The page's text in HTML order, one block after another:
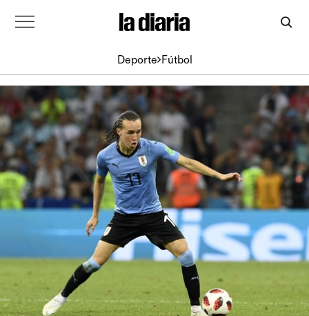
Deporte Fútbol